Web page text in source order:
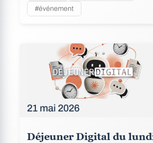
#événement
21 mai 2026
Déjeuner Digital du